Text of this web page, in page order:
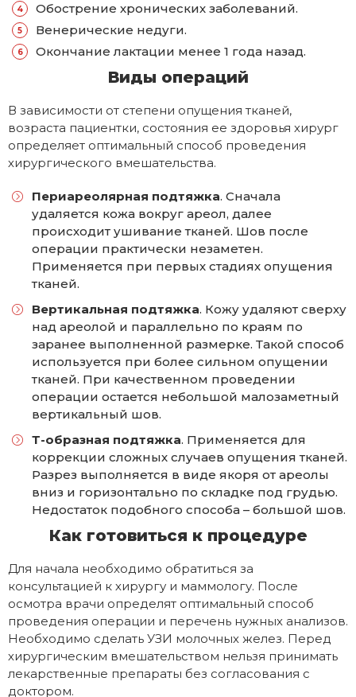
Обострение хронических заболеваний.
Венерические недуги.
Окончание лактации менее 1 года назад.
Виды операций
В зависимости от степени опущения тканей,
возраста пациентки, состояния ее здоровья хирург
определяет оптимальный способ проведения
хирургического вмешательства.
Периареолярная подтяжка. Сначала
удаляется кожа вокруг ареол, далее
происходит ушивание тканей. Шов после
операции практически незаметен.
Применяется при первых стадиях опущения
тканей.
Вертикальная подтяжка. Кожу удаляют сверху
над ареолой и параллельно по краям по
заранее выполненной размерке. Такой способ
используется при более сильном опущении
тканей. При качественном проведении
операции остается небольшой малозаметный
вертикальный шов.
Т-образная подтяжка. Применяется для
коррекции сложных случаев опущения тканей.
Разрез выполняется в виде якоря от ареолы
вниз и горизонтально по складке под грудью.
Недостаток подобного способа – большой шов.
Как готовиться к процедуре
Для начала необходимо обратиться за
консультацией к хирургу и маммологу. После
осмотра врачи определят оптимальный способ
проведения операции и перечень нужных анализов.
Необходимо сделать УЗИ молочных желез. Перед
хирургическим вмешательством нельзя принимать
лекарственные препараты без согласования с
доктором.